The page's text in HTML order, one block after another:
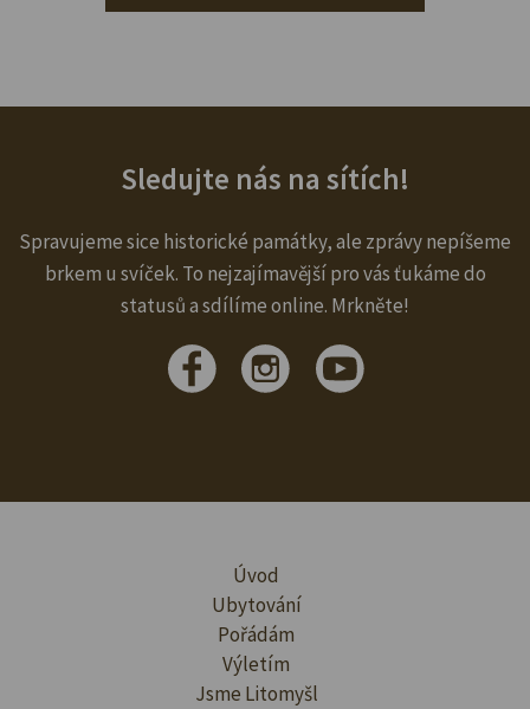
Sledujte nás na sítích!
Spravujeme sice historické památky, ale zprávy nepíšeme
brkem u svíček. To nejzajímavější pro vás ťukáme do
statusů a sdílíme online. Mrkněte!
Úvod
Ubytování
Pořádám
Výletím
Jsme Litomyšl